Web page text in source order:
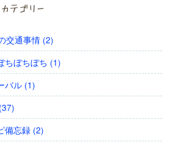
カテゴリー
交通事情 (2)
ちぼちぼち (1)
バル (1)
備忘録 (2)